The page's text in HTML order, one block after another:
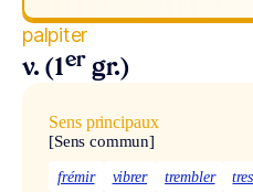
palpiter
v. (1er gr.)
Sens principaux
[Sens commun]
frémir vibrer trembler